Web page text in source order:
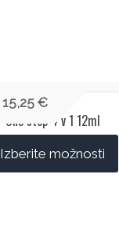
One step 4 v 1 12ml
15,25€
Izberite možnosti